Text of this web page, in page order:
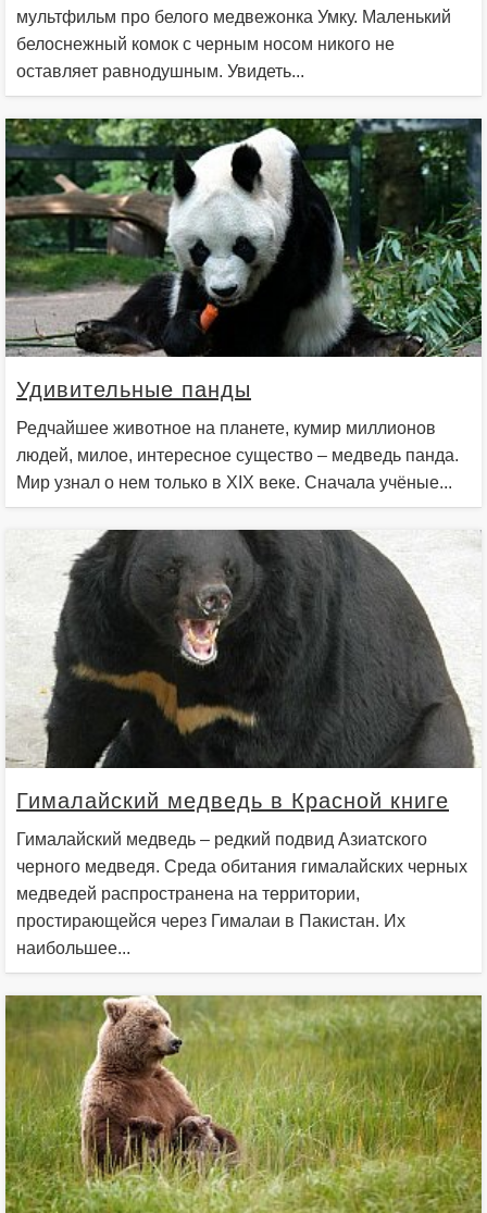
мультфильм про белого медвежонка Умку. Маленький
белоснежный комок с черным носом никого не
оставляет равнодушным. Увидеть...
Удивительные панды
Редчайшее животное на планете, кумир миллионов
людей, милое, интересное существо – медведь панда.
Мир узнал о нем только в XIX веке. Сначала учёные...
Гималайский медведь в Красной книге
Гималайский медведь – редкий подвид Азиатского
черного медведя. Среда обитания гималайских черных
медведей распространена на территории,
простирающейся через Гималаи в Пакистан. Их
наибольшее...